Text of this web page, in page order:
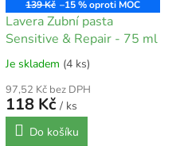
139 Kč –15 %
Lavera Zubní pasta
Sensitive & Repair - 75 ml
Je skladem (4 ks)
97,52 Kč bez DPH
118 Kč / ks
Do košíku